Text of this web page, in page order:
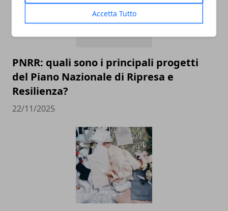
Accetta Tutto
PNRR: quali sono i principali progetti
del Piano Nazionale di Ripresa e
Resilienza?
22/11/2025